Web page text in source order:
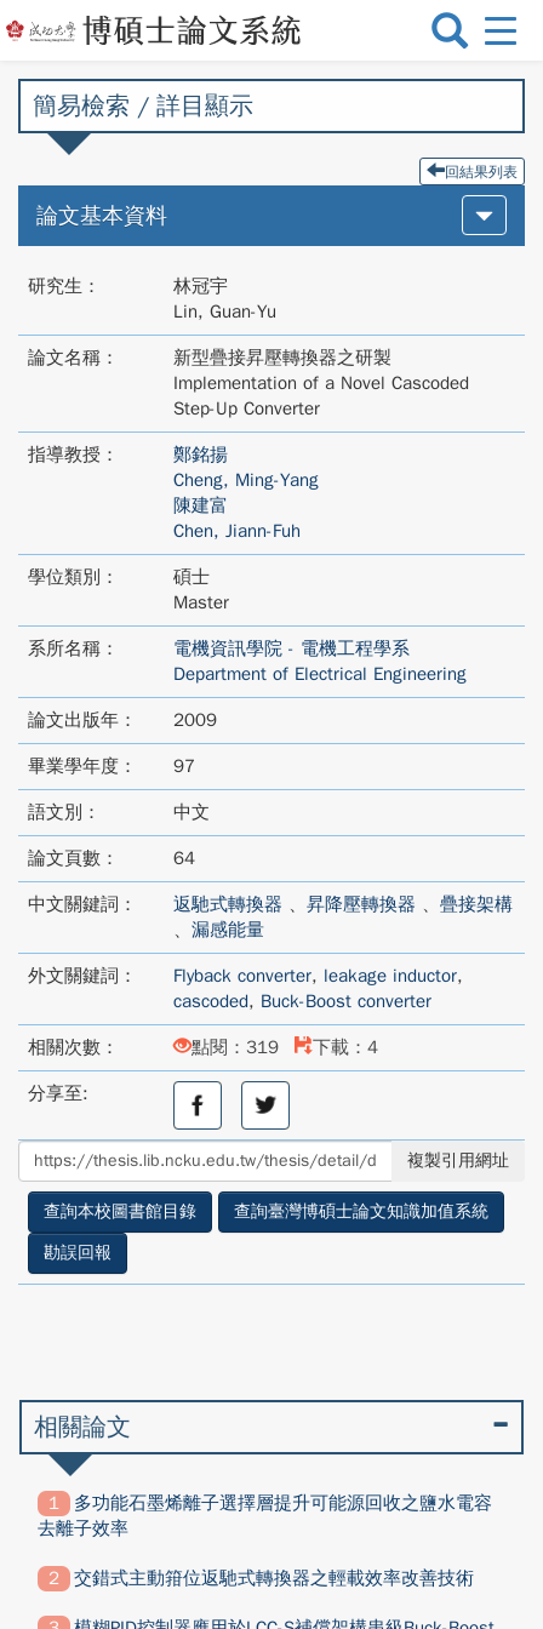
選
切
簡易檢索 / 詳目顯示
回結果列表
論文基本資料
研究生：
林冠宇
Lin, Guan-Yu
論文名稱：
新型疊接昇壓轉換器之研製
Implementation of a Novel Cascoded
Step-Up Converter
指導教授：
鄭銘揚
Cheng, Ming-Yang
陳建富
Chen, Jiann-Fuh
學位類別：
碩士
Master
系所名稱：
電機資訊學院 - 電機工程學系
Department of Electrical Engineering
論文出版年： 2009
畢業學年度： 97
語文別： 中文
論文頁數： 64
中文關鍵詞： 返馳式轉換器 、 昇降壓轉換器 、 疊接架構
、 漏感能量
外文關鍵詞： Flyback converter, leakage inductor,
cascoded, Buck-Boost converter
相關次數： 點閱：319 下載：4
分享至:
分
至
facebook
分
享
至
twitter
複製引用網址
查詢本校圖書館目錄
查詢臺灣博碩士論文知識加值系統
勘誤回報
相關論文
多功能石墨烯離子選擇層提升可能源回收之鹽水電容
去離子效率
交錯式主動箝位返馳式轉換器之輕載效率改善技術